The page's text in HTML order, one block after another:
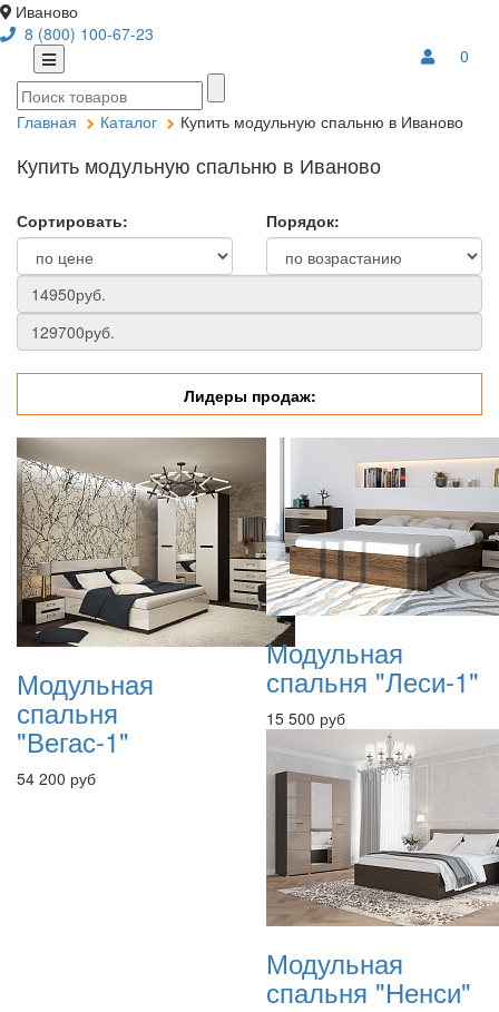
Иваново
8 (800) 100-67-23
0
Главная Каталог Купить модульную спальню в Иваново
Купить модульную спальню в Иваново
Сортировать: Порядок:
Лидеры продаж:
Модульная
спальня
"Вегас-1"
54 200 руб
Модульная
спальня "Леси-1"
15 500 руб
Модульная
спальня "Ненси"